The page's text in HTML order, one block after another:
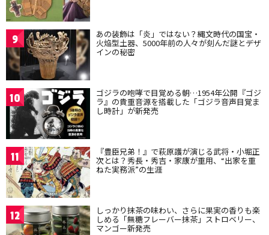
9 あの装飾は「炎」ではない？縄文時代の国宝・
火焔型土器、5000年前の人々が刻んだ謎とデザ
インの秘密
10 ゴジラの咆哮で目覚める朝…1954年公開『ゴジ
ラ』の貴重音源を搭載した「ゴジラ音声目覚ま
し時計」が新発売
11 『豊臣兄弟！』で萩原護が演じる武将・小堀正
次とは？秀長・秀吉・家康が重用、“出家を重
ねた実務派”の生涯
12 しっかり抹茶の味わい、さらに果実の香りも楽
しめる「無糖フレーバー抹茶」ストロベリー、
マンゴー新発売